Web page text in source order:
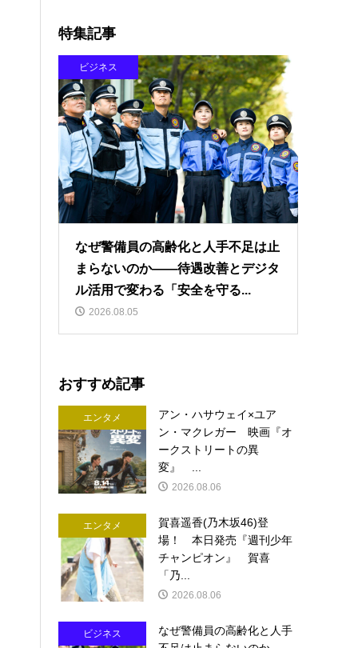
特集記事
ビジネス
なぜ警備員の高齢化と人手不足は止
まらないのか――待遇改善とデジタ
ル活用で変わる「安全を守る...
2026.08.05
おすすめ記事
エンタメ
アン・ハサウェイ×ユア
ン・マクレガー 映画『オ
ークストリートの異
変』 ...
2026.08.06
エンタメ
賀喜遥香(乃木坂46)登
場！ 本日発売『週刊少年
チャンピオン』 賀喜
「乃...
2026.08.06
ビジネス
なぜ警備員の高齢化と人手